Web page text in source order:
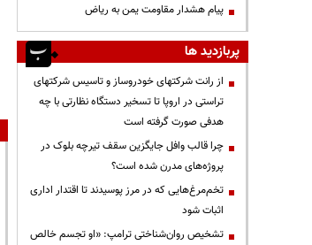
پیام هشدار مقاومت یمن به ریاض
پربازدید ها
از رانت‌ شرکتهای خودروساز و تاسیس شرکتهای
تراستی در اروپا تا تسخیر دستگاه نظارتی با چه
هدفی صورت گرفته است
چرا قالب وافل جایگزین سقف تیرچه بلوک در
پروژه‌های مدرن شده است؟
تخم‌مرغ‌هایی که در مرز پوسیدند تا اقتدار اداری
اثبات شود
تشخیص روان‌شناختی ترامپ: «او تجسم خالص